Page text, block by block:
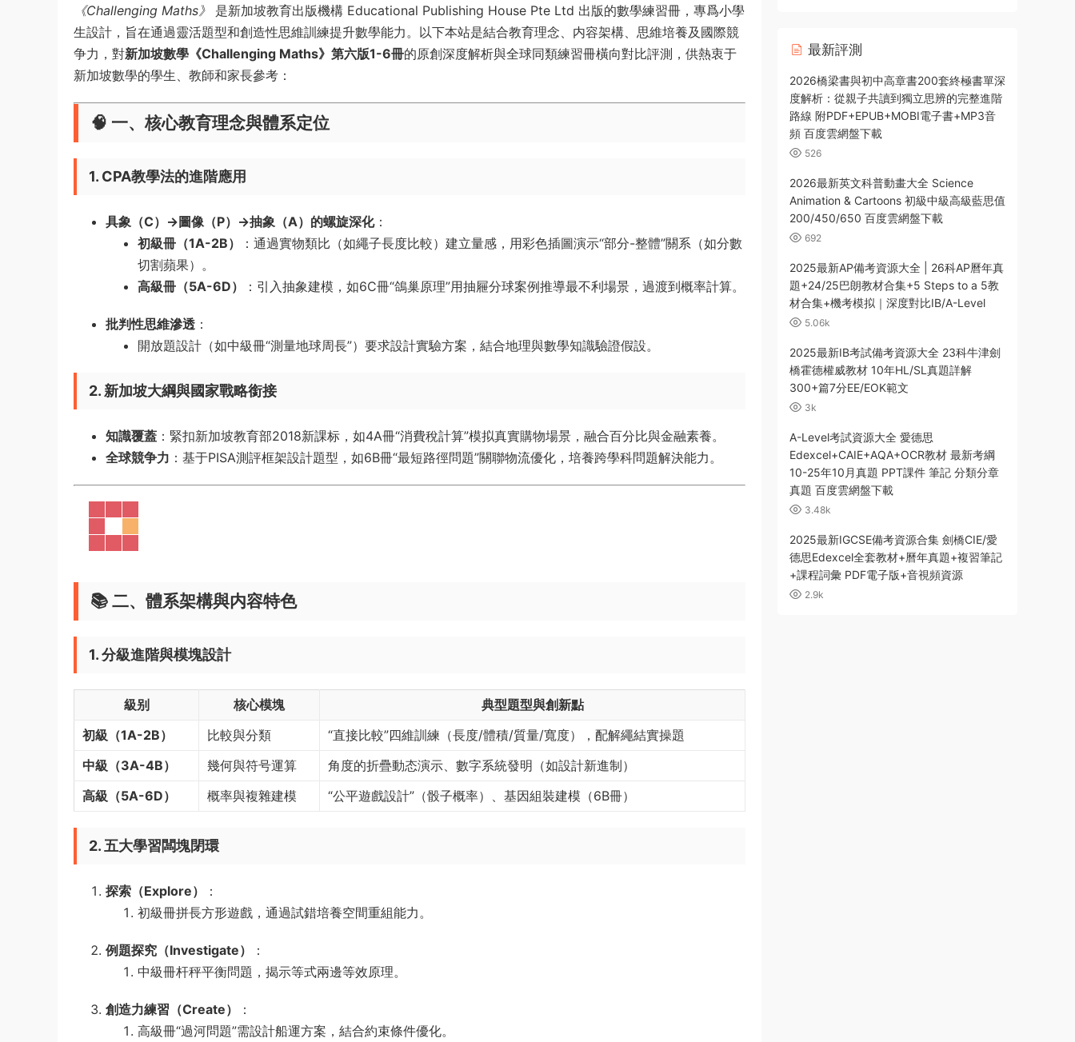
《Challenging Maths》 是新加坡教育出版機構 Educational Publishing House Pte Ltd 出版的數學練習冊，專爲小學
生設計，旨在通過靈活題型和創造性思維訓練提升數學能力。以下本站是結合教育理念、内容架構、思維培養及國際競
争力，對新加坡數學《Challenging Maths》第六版1-6冊的原創深度解析與全球同類練習冊橫向對比評測，供熱衷于
新加坡數學的學生、教師和家長參考：
🧠 ​ 一、核心教育理念與體系定位
1. CPA教學法的進階應用
具象（C）→圖像（P）→抽象（A）的螺旋深化​：
初級冊（1A-2B）​
​：通過實物類比（如繩子長度比較）建立量感，用彩色插圖演示“部分-整體”關系（如分數
切割蘋果）。
高級冊（5A-6D）​
​：引入抽象建模，如6C冊“鴿巢原理”用抽屜分球案例推導最不利場景，過渡到概率計算。
批判性思維滲透 ​：
開放題設計（如中級冊“測量地球周長”）要求設計實驗方案，結合地理與數學知識驗證假設。
2. 新加坡大綱與國家戰略銜接
知識覆蓋 ​：緊扣新加坡教育部2018新課标，如4A冊“消費稅計算”模拟真實購物場景，融合百分比與金融素養。
全球競争力 ​：基于PISA測評框架設計題型，如6B冊“最短路徑問題”關聯物流優化，培養跨學科問題解決能力。
📚 ​ 二、體系架構與内容特色
1. 分級進階與模塊設計
級别 核心模塊
典型題型與創新點
初級（1A-2B）​
比較與分類
“直接比較”四維訓練（長度/體積/質量/寬度），配解繩結實操題
中級（3A-4B）​
幾何與符号運算
角度的折疊動态演示、數字系統發明（如設計新進制）
高級（5A-6D）​
概率與複雜建模 “公平遊戲設計”（骰子概率）、基因組裝建模（6B冊）
2. 五大學習闆塊閉環
探索（Explore）​
​：
初級冊拼長方形遊戲，通過試錯培養空間重組能力。
例題探究（Investigate）​
​：
中級冊杆秤平衡問題，揭示等式兩邊等效原理。
創造力練習（Create）​
​：
高級冊“過河問題”需設計船運方案，結合約束條件優化。
最新評測
2026橋梁書與初中高章書200套終極書單深
度解析：從親子共讀到獨立思辨的完整進階
路線 附PDF+EPUB+MOBI電子書+MP3音
頻 百度雲網盤下載
526
2026最新英文科普動畫大全 Science
Animation & Cartoons 初級中級高級藍思值
200/450/650 百度雲網盤下載
692
2025最新AP備考資源大全 | 26科AP曆年真
題+24/25巴朗教材合集+5 Steps to a 5教
材合集+機考模拟｜深度對比IB/A-Level
5.06k
2025最新IB考試備考資源大全 23科牛津劍
橋霍德權威教材 10年HL/SL真題詳解
300+篇7分EE/EOK範文
3k
A-Level考試資源大全 愛德思
Edexcel+CAIE+AQA+OCR教材 最新考綱
10-25年10月真題 PPT課件 筆記 分類分章
真題 百度雲網盤下載
3.48k
2025最新IGCSE備考資源合集 劍橋CIE/愛
德思Edexcel全套教材+曆年真題+複習筆記
+課程詞彙 PDF電子版+音視頻資源
2.9k